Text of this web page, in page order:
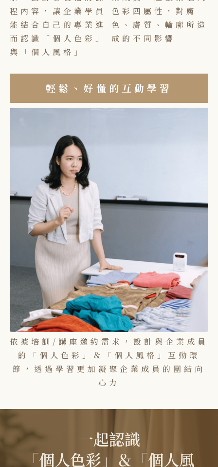
程內容，讓企業學員
能結合自己的專業進
而認識「個人色彩」
與「個人風格」
色彩四屬性，對膚
色、膚質、輪廓所造
成的不同影響
輕鬆、好懂的互動學習
依據培訓/講座邀約需求，設計與企業成員
的「個人色彩」＆「個人風格」互動環
節，透過學習更加凝聚企業成員的團結向
心力
一起認識
「個人色彩」＆「個人風